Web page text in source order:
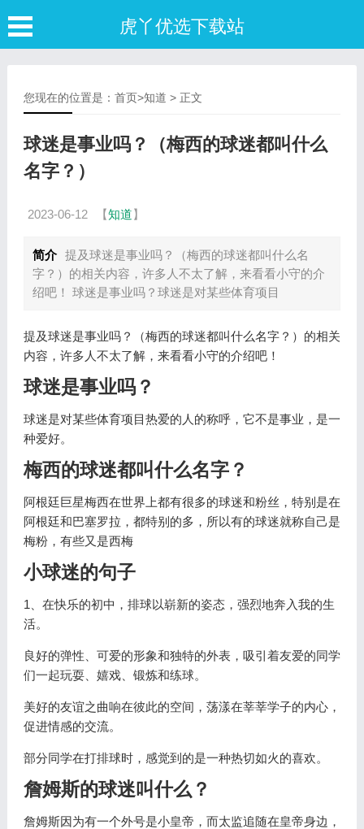
虎丫优选下载站
您现在的位置是： 首页>知道 > 正文
球迷是事业吗？（梅西的球迷都叫什么
名字？）
2023-06-12 【知道】
简介 提及球迷是事业吗？（梅西的球迷都叫什么名
字？）的相关内容，许多人不太了解，来看看小守的介
绍吧！ 球迷是事业吗？球迷是对某些体育项目
提及球迷是事业吗？（梅西的球迷都叫什么名字？）的相关
内容，许多人不太了解，来看看小守的介绍吧！
球迷是事业吗？
球迷是对某些体育项目热爱的人的称呼，它不是事业，是一
种爱好。
梅西的球迷都叫什么名字？
阿根廷巨星梅西在世界上都有很多的球迷和粉丝，特别是在
阿根廷和巴塞罗拉，都特别的多，所以有的球迷就称自己是
梅粉，有些又是西梅
小球迷的句子
1、在快乐的初中，排球以崭新的姿态，强烈地奔入我的生
活。
良好的弹性、可爱的形象和独特的外表，吸引着友爱的同学
们一起玩耍、嬉戏、锻炼和练球。
美好的友谊之曲响在彼此的空间，荡漾在莘莘学子的内心，
促进情感的交流。
部分同学在打排球时，感觉到的是一种热切如火的喜欢。
詹姆斯的球迷叫什么？
詹姆斯因为有一个外号是小皇帝，而太监追随在皇帝身边，